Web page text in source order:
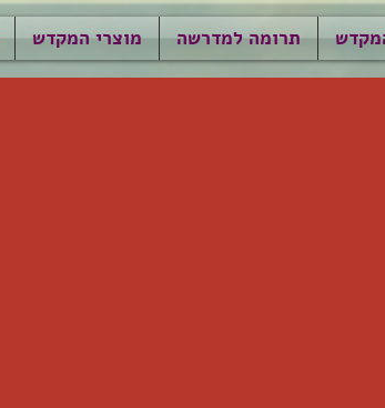
תרומה למדרשה מוצרי המקדש